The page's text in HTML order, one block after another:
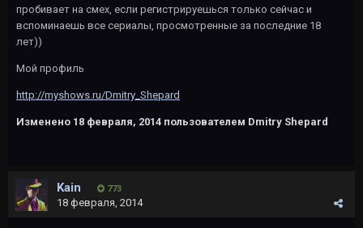
пробивает на смех, если регистрируешься только сейчас и
вспоминаешь все сериалы, просмотренные за последние 18
лет))
Мой профиль
http://myshows.ru/Dmitry_Shepard
Изменено 18 февраля, 2014 пользователем Dmitry Shepard
Kаin 773
18 февраля, 2014